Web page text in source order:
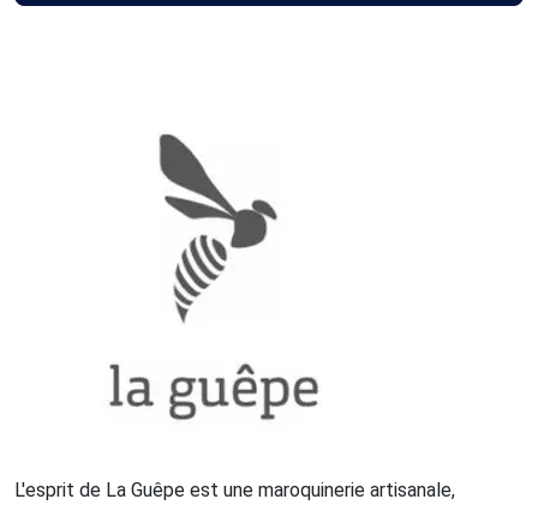
L'esprit de La Guêpe est une maroquinerie artisanale,